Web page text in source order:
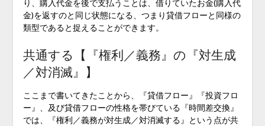
り、購入代金を後で支払うことは、借りていたお金(購入代
金)を返すのと同じ状態になる、つまり貸借フローと同様の
類型であると捉えることができます。
共通する【『権利／義務』の『対生成
／対消滅』】
ここまで書いてきたことから、『貸借フロー』『投資フロ
ー』、及び貸借フローの性格を帯びている『時間差交換』
では、『権利／義務が対生成／対消滅する』という点が共